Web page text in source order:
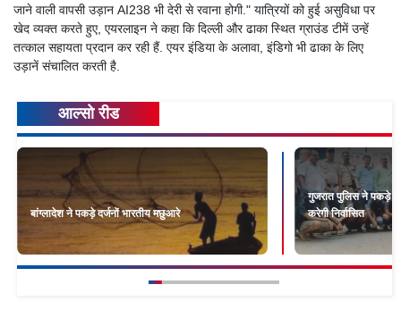
जाने वाली वापसी उड़ान AI238 भी देरी से रवाना होगी." यात्रियों को हुई असुविधा पर
खेद व्यक्त करते हुए, एयरलाइन ने कहा कि दिल्ली और ढाका स्थित ग्राउंड टीमें उन्हें
तत्काल सहायता प्रदान कर रही हैं. एयर इंडिया के अलावा, इंडिगो भी ढाका के लिए
उड़ानें संचालित करती है.
आल्सो रीड
बांग्लादेश ने पकड़े दर्जनों भारतीय मछुआरे
गुजरात पुलिस ने पकड़े
करेगी निर्वासित